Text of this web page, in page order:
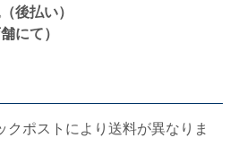
後払い）
にて）
ポストにより送料が異なりま